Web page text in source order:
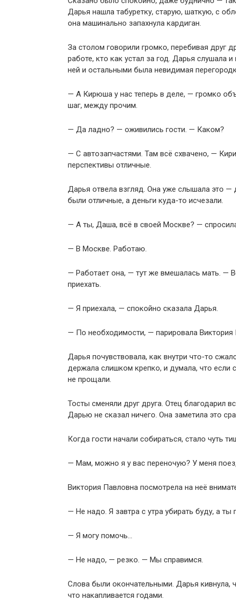
Дарья нашла табуретку, старую, шаткую, с
она машинально запахнула кардиган.
За столом говорили громко, перебивая друг
работе, кто как устал за год. Дарья слушала
ней и остальными была невидимая
— А Кирюша у нас теперь в деле, — громко
шаг, между прочим.
— Да ладно? — оживились гости. — Каком?
— С автозапчастями. Там всё схвачено, —
перспективы отличные.
Дарья отвела взгляд. Она уже слышала это —
были отличные, а деньги куда-то исчезали.
— А ты, Даша, всё в своей Москве? —
— В Москве. Работаю.
— Работает она, — тут же вмешалась мать. —
приехать.
— Я приехала, — спокойно сказала Дарья.
— По необходимости, — парировала Виктория
Дарья почувствовала, как внутри что-то
держала слишком крепко, и думала, что если
не прощали.
Тосты сменяли друг друга. Отец благодарил
Дарью не сказал ничего. Она заметила это
Когда гости начали собираться, стало чуть
— Мам, можно я у вас переночую? У меня
Виктория Павловна посмотрела на неё
— Не надо. Я завтра с утра убирать буду, а ты
— Я могу помочь…
— Не надо, — резко. — Мы справимся.
Слова были окончательными. Дарья кивнула,
что накапливается годами.